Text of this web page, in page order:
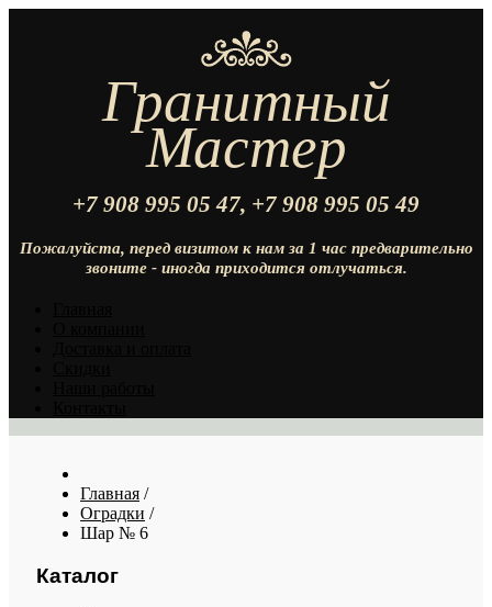
Гранитный
Мастер
+7 908 995 05 47, +7 908 995 0549
Пожалуйста, перед визитом к нам за 1 час предварительно
звоните - иногда приходится отлучаться.
Главная /
Оградки /
Шар № 6
Каталог